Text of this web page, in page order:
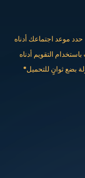
حدد موعد اجتماعك أدناه